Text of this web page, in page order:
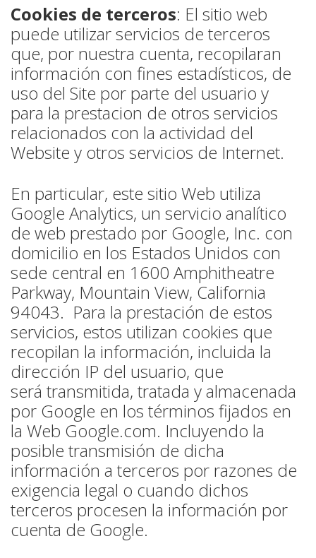
Cookies de terceros: El sitio web
puede utilizar servicios de terceros
que, por nuestra cuenta, recopilaran
información con fines estadísticos, de
uso del Site por parte del usuario y
para la prestacion de otros servicios
relacionados con la actividad del
Website y otros servicios de Internet.
En particular, este sitio Web utiliza
Google Analytics, un servicio analítico
de web prestado por Google, Inc. con
domicilio en los Estados Unidos con
sede central en 1600 Amphitheatre
Parkway, Mountain View, California
94043. Para la prestación de estos
servicios, estos utilizan cookies que
recopilan la información, incluida la
dirección IP del usuario, que
será transmitida, tratada y almacenada
por Google en los términos fijados en
la Web Google.com. Incluyendo la
posible transmisión de dicha
información a terceros por razones de
exigencia legal o cuando dichos
terceros procesen la información por
cuenta de Google.